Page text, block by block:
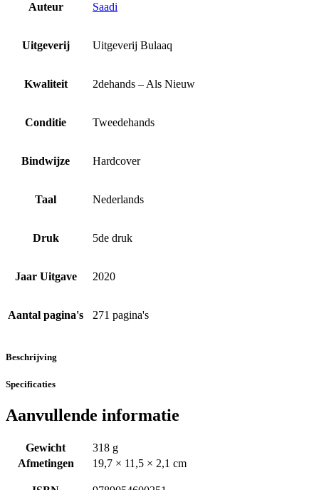
Auteur Saadi
Uitgeverij Uitgeverij Bulaaq
Kwaliteit 2dehands – Als Nieuw
Conditie Tweedehands
Bindwijze Hardcover
Taal Nederlands
Druk 5de druk
Jaar Uitgave 2020
Aantal pagina's 271 pagina's
Beschrijving
Specificaties
Aanvullende informatie
Gewicht
318 g
Afmetingen
19,7 × 11,5 × 2,1 cm